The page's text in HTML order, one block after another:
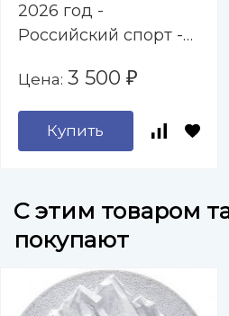
2026 год -
Российский спорт -
ЦСКА, Динамо,
Трудовые резервы
Цена: 3 500 ₽
Купить
C этим товаром
покупают